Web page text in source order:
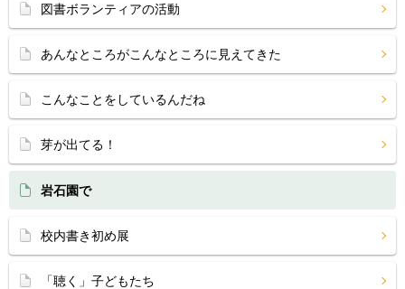
図書ボランティアの活動
あんなところがこんなところに見えてきた
こんなことをしているんだね
芽が出てる！
岩石園で
校内書き初め展
「聴く」子どもたち